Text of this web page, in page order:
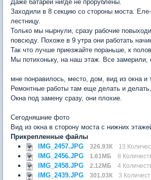
Даже батареи нигде не прорублены.
Заходили в 8 секцию со стороны моста.
лестницу.
Только мы нырнули, сразу рабочие
повсюду. Похоже в 9 утра они работать
Так что лучше приезжайте пораньше, к
Мы потихоньку, на наш этаж. Все замерили,
мне понравилось, место, дом, вид из окна и
Ремонтные работы там еще делать и
Окна под замену сразу, они плохие.
Сегодняшние фото
Вид из окна в сторону моста с нижних
Прикрепленные файлы
IMG_2457.JPG
326.93К 13
IMG_2456.JPG 1.61МБ 8
IMG_2458.JPG 2.12МБ 4
IMG_2439.JPG 301.03К 3